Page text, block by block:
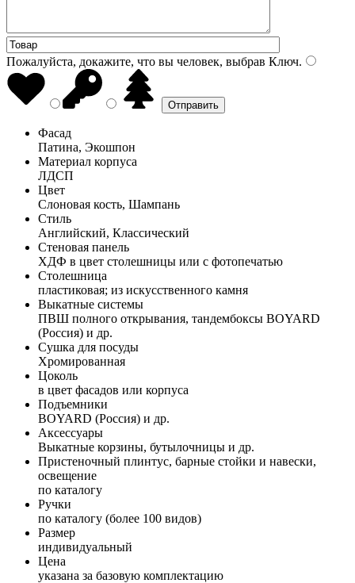
Пожалуйста, докажите, что вы человек, выбрав Ключ.
Фасад
Патина, Экошпон
Материал корпуса
ЛДСП
Цвет
Слоновая кость, Шампань
Стиль
Английский, Классический
Стеновая панель
ХДФ в цвет столешницы или с фотопечатью
Столешница
пластиковая; из искусственного камня
Выкатные системы
ПВШ полного открывания, тандембоксы BOYARD
(Россия) и др.
Сушка для посуды
Хромированная
Цоколь
в цвет фасадов или корпуса
Подъемники
BOYARD (Россия) и др.
Аксессуары
Выкатные корзины, бутылочницы и др.
Пристеночный плинтус, барные стойки и навески,
освещение
по каталогу
Ручки
по каталогу (более 100 видов)
Размер
индивидуальный
Цена
указана за базовую комплектацию